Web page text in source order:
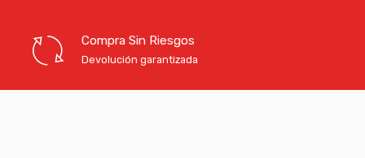
Compra Sin Riesgos
Devolución garantizada